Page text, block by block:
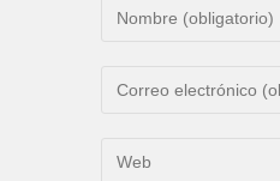
de
de